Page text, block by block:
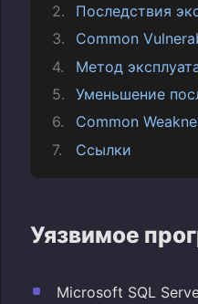
Последствия
Common
Метод
Уменьшение
Common
Ссылки
Уязвимое
Microsoft SQL